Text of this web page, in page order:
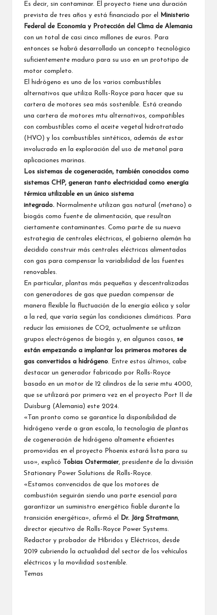
Es decir, sin contaminar. El proyecto tiene una duración
prevista de tres años y está financiado por el
Ministerio
Federal de Economía y Protección del Clima de Alemania
con un total de casi cinco millones de euros. Para
entonces se habrá desarrollado un concepto tecnológico
suficientemente maduro para su uso en un prototipo de
motor completo.
El hidrógeno es uno de los varios combustibles
alternativos que utiliza Rolls-Royce para hacer que su
cartera de motores sea más sostenible. Está creando
una cartera de motores mtu alternativos, compatibles
con combustibles como el aceite vegetal hidrotratado
(HVO) y los combustibles sintéticos, además de estar
involucrado en la exploración del uso de metanol para
aplicaciones marinas.
Los sistemas de cogeneración, también conocidos como
sistemas CHP, generan tanto electricidad como energía
térmica utilizable en un único sistema
integrado. Normalmente utilizan gas natural (metano) o
biogás como fuente de alimentación, que resultan
ciertamente contaminantes. Como parte de su nueva
estrategia de centrales eléctricas, el gobierno alemán ha
decidido construir más centrales eléctricas alimentadas
con gas para compensar la variabilidad de las fuentes
renovables.
En particular, plantas más pequeñas y descentralizadas
con generadores de gas que puedan compensar de
manera flexible la fluctuación de la energía eólica y solar
a la red, que varía según las condiciones climáticas. Para
reducir las emisiones de CO2, actualmente se utilizan
grupos electrógenos de biogás y, en algunos casos, se
están empezando a implantar los primeros motores de
gas convertidos a hidrógeno . Entre estos últimos, cabe
destacar un generador fabricado por Rolls-Royce
basado en un motor de 12 cilindros de la serie mtu 4000,
que se utilizará por primera vez en el proyecto Port II de
Duisburg (Alemania) este 2024.
«Tan pronto como se garantice la disponibilidad de
hidrógeno verde a gran escala, la tecnología de plantas
de cogeneración de hidrógeno altamente eficientes
promovidas en el proyecto Phoenix estará lista para su
uso», explicó
Tobias Ostermaier , presidente de la división
Stationary Power Solutions de Rolls-Royce.
«Estamos convencidos de que los motores de
combustión seguirán siendo una parte esencial para
garantizar un suministro energético fiable durante la
transición energética», afirmó el
Dr. Jörg Stratmann
director ejecutivo de Rolls-Royce Power Systems.
Redactor y probador de Híbridos y Eléctricos, desde
2019 cubriendo la actualidad del sector de los vehículos
eléctricos y la movilidad sostenible.
Temas